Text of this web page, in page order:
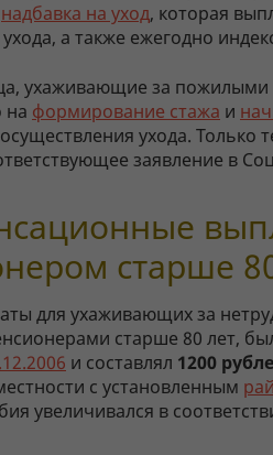
надбавка на уход, которая
а также ежегодно
ухаживающие за
на формирование стажа и
ухода. Только
заявление в
старше
для ухаживающих за
старше 80 лет,
и составлял 1200
с установленным
увеличивался в